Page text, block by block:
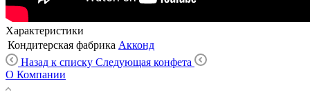
Характеристики
Кондитерская фабрика Акконд
Назад к списку Следующая конфета
О Компании